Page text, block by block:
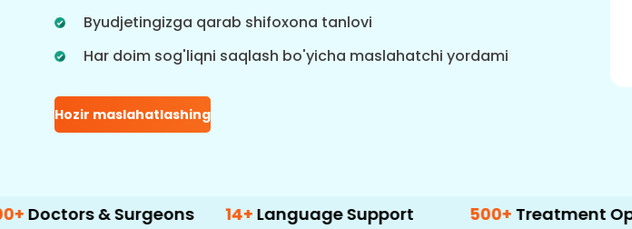
Byudjetingizga qarab shifoxona tanlovi
Har doim sog'liqni saqlash bo'yicha maslahatchi yordami
Hozir maslahatlashing
& Surgeons 14+Language Support 500+ Treatment Options